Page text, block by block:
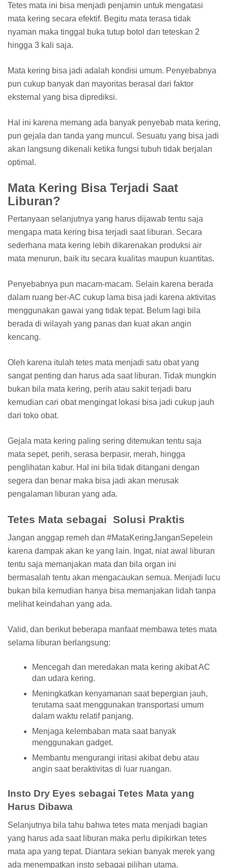
Tetes mata ini bisa menjadi penjamin untuk mengatasi
mata kering secara efektif. Begitu mata terasa tidak
nyaman maka tinggal buka tutup botol dan teteskan 2
hingga 3 kali saja.
Mata kering bisa jadi adalah kondisi umum. Penyebabnya
pun cukup banyak dan mayoritas berasal dari faktor
eksternal yang bisa diprediksi.
Hal ini karena memang ada banyak penyebab mata kering,
pun gejala dan tanda yang muncul. Sesuatu yang bisa jadi
akan langsung dikenali ketika fungsi tubuh tidak berjalan
optimal.
Mata Kering Bisa Terjadi Saat
Liburan?
Pertanyaan selanjutnya yang harus dijawab tentu saja
mengapa mata kering bisa terjadi saat liburan. Secara
sederhana mata kering lebih dikarenakan produksi air
mata menurun, baik itu secara kualitas maupun kuantitas.
Penyebabnya pun macam-macam. Selain karena berada
dalam ruang ber-AC cukup lama bisa jadi karena aktivitas
menggunakan gawai yang tidak tepat. Belum lagi bila
berada di wilayah yang panas dan kuat akan angin
kencang.
Oleh karena itulah tetes mata menjadi satu obat yang
sangat penting dan harus ada saat liburan. Tidak mungkin
bukan bila mata kering, perih atau sakit terjadi baru
kemudian cari obat mengingat lokasi bisa jadi cukup jauh
dari toko obat.
Gejala mata kering paling sering ditemukan tentu saja
mata sepet, perih, serasa berpasir, merah, hingga
penglihatan kabur. Hal ini bila tidak ditangani dengan
segera dan benar maka bisa jadi akan merusak
pengalaman liburan yang ada.
Tetes Mata sebagai Solusi Praktis
Jangan anggap remeh dan #MataKeringJanganSepelein
karena dampak akan ke yang lain. Ingat, niat awal liburan
tentu saja memanjakan mata dan bila organ ini
bermasalah tentu akan mengacaukan semua. Menjadi lucu
bukan bila kemudian hanya bisa memanjakan lidah tanpa
melihat keindahan yang ada.
Valid, dan berikut beberapa manfaat membawa tetes mata
selama liburan berlangsung:
Mencegah dan meredakan mata kering akibat AC
dan udara kering.
Meningkatkan kenyamanan saat bepergian jauh,
terutama saat menggunakan transportasi umum
dalam waktu relatif panjang.
Menjaga kelembaban mata saat banyak
menggunakan gadget.
Membantu mengurangi iritasi akibat debu atau
angin saat beraktivitas di luar ruangan.
Insto Dry Eyes sebagai Tetes Mata yang
Harus Dibawa
Selanjutnya bila tahu bahwa tetes mata menjadi bagian
yang harus ada saat liburan maka perlu dipikirkan tetes
mata apa yang tepat. Diantara sekian banyak merek yang
ada menempatkan insto sebagai pilihan utama.